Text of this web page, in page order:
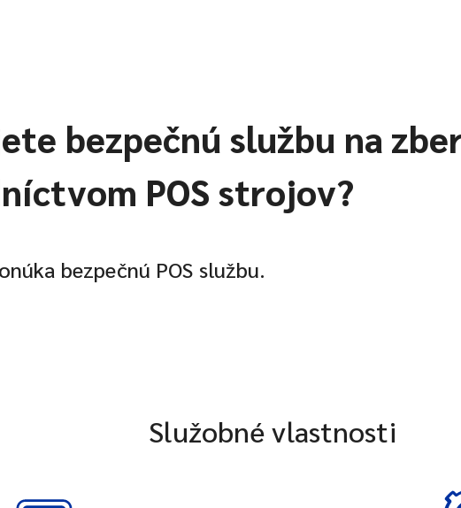
bezpečnú službu na
POS strojov?
bezpečnú POS službu.
Služobné vlastnosti